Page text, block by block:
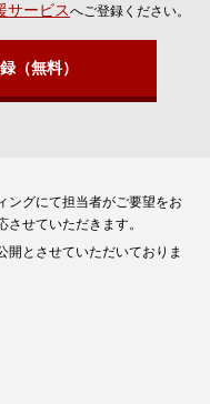
サービスへご登録ください。
（無料）
ングにて担当者がご要望をお
せていただきます。
開とさせていただいておりま